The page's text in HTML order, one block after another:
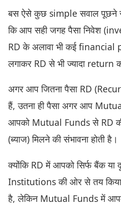
बस ऐसे कुछ simple सवाल पूछने
कि आप सही जगह पैसा निवेश
RD के अलावा भी कई financial
लगाकर RD से भी ज्यादा return
अगर आप जितना पैसा RD
हैं, उतना ही पैसा अगर आप
आपको Mutual Funds से RD
(ब्याज) मिलने की संभावना होती है।
क्योंकि RD में आपको सिर्फ बैंक
Institutions की ओर से तय
है, लेकिन Mutual Funds में